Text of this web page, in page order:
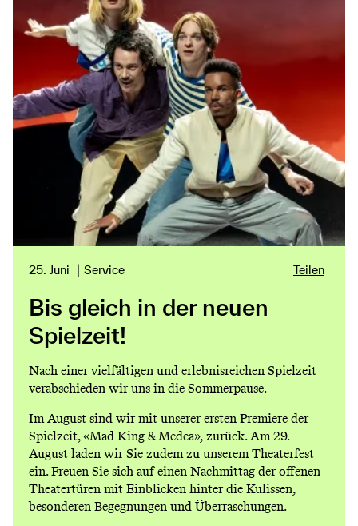
25. Juni Service Teilen
Bis gleich in der neuen
Spielzeit!
Nach einer vielfältigen und erlebnisreichen Spielzeit
verabschieden wir uns in die Sommerpause.
Im August sind wir mit unserer ersten Premiere der
Spielzeit,«Mad King & Medea», zurück. Am 29.
August laden wir Sie zudem zu unseremTheaterfest
ein. Freuen Sie sich auf einen Nachmittag der offenen
Theatertüren mit Einblicken hinter die Kulissen,
besonderen Begegnungen und Überraschungen.